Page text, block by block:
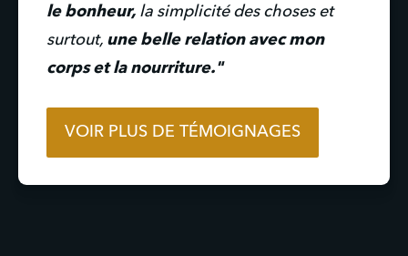
le bonheur, la simplicité des choses et
surtout, une belle relation avec mon
corps et la nourriture."
VOIR PLUS DE TÉMOIGNAGES